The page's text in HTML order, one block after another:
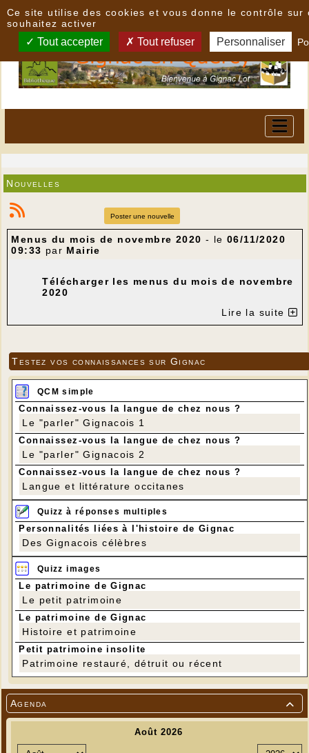

Agenda
Nouvelles
Poster une nouvelle
Menus du mois de novembre 2020 - le 06/11/2020
09:33 par Mairie
Télécharger les menus du mois de novembre
2020
Lire la suite
Testez vos connaissances sur Gignac
QCM simple
Connaissez-vous la langue de chez nous ?
Le "parler" Gignacois 1
Connaissez-vous la langue de chez nous ?
Le "parler" Gignacois 2
Connaissez-vous la langue de chez nous ?
Langue et littérature occitanes
Quizz à réponses multiples
Personnalités liées à l'histoire de Gignac
Des Gignacois célèbres
Quizz images
Le patrimoine de Gignac
Le petit patrimoine
Le patrimoine de Gignac
Histoire et patrimoine
Petit patrimoine insolite
Patrimoine restauré, détruit ou récent
Ce site utilise des cookies et vous donne le contrôle sur
souhaitez activer
Tout accepter Tout refuser Personnaliser